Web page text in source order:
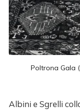
Poltrona Gala
Albini e Sgrelli